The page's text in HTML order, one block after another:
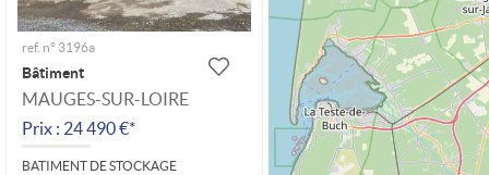
ref. n° 3196a
Bâtiment
MAUGES-SUR-LOIRE
Prix : 24 490 €*
BATIMENT DE STOCKAGE